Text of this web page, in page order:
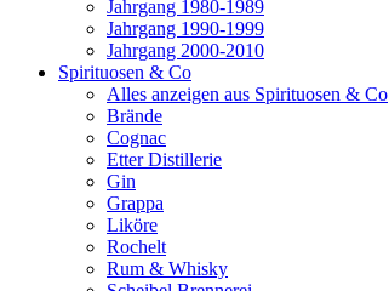
Jahrgang 1980-1989
Jahrgang 1990-1999
Jahrgang 2000-2010
Spirituosen & Co
Alles anzeigen aus Spirituosen & Co
Brände
Cognac
Etter Distillerie
Gin
Grappa
Liköre
Rochelt
Rum & Whisky